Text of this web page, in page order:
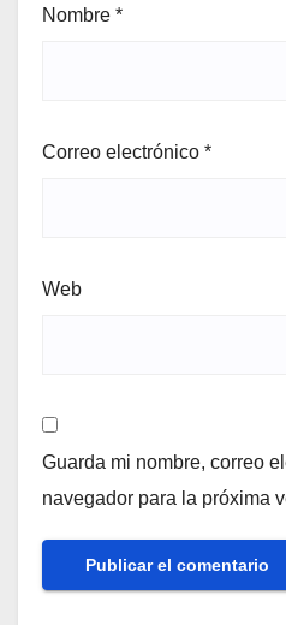
Nombre *
Correo electrónico *
Web
Guarda mi nombre, correo
navegador para la próxima